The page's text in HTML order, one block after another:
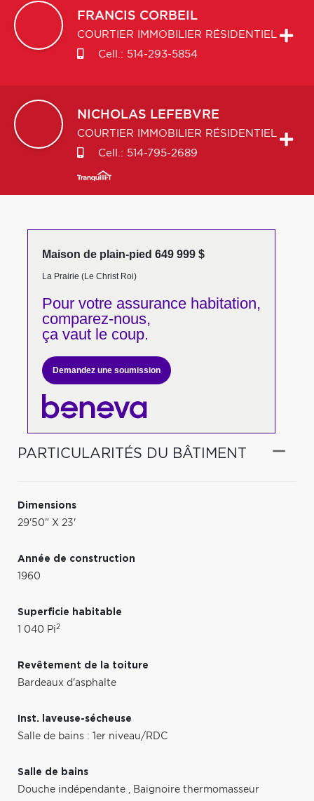
FRANCIS CORBEIL
COURTIER IMMOBILIER RÉSIDENTIEL
Cell.: 514-293-5854
NICHOLAS LEFEBVRE
COURTIER IMMOBILIER RÉSIDENTIEL
Cell.: 514-795-2689
Maison de plain-pied 649 999 $
La Prairie (Le Christ Roi)
Pour votreassurance habitation,
comparez-nous,
ça vaut le coup.
Demandez une soumission
PARTICULARITÉS DU BÂTIMENT
Dimensions
29'50" X 23'
Année de construction
1960
Superficie habitable
1 040 Pi2
Revêtement de la toiture
Bardeaux d'asphalte
Inst. laveuse-sécheuse
Salle de bains : 1er niveau/RDC
Salle de bains
Douche indépendante , Baignoire thermomasseur